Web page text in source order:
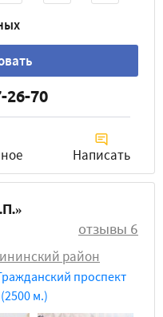
26-70
Написать
отзывы 6
район
проспект
(2500 м.)